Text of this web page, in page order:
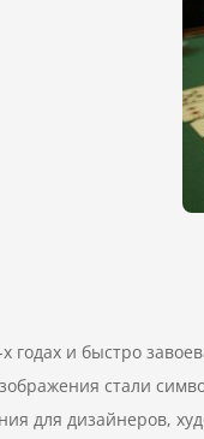
годах и быстро
стали
для дизайнеров,